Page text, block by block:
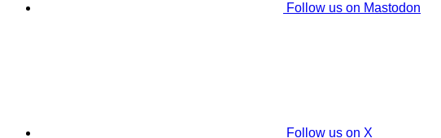
Follow us on Mastodon
Follow us on X